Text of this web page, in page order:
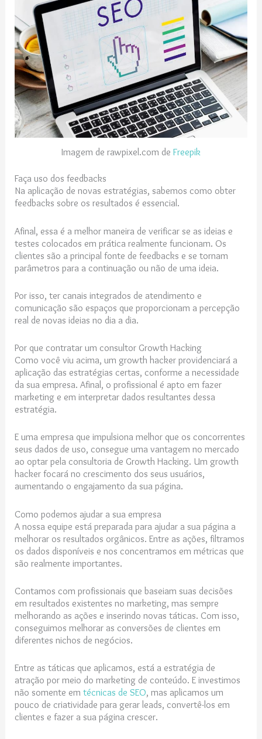
Imagem de rawpixel.com de Freepik
Faça uso dos feedbacks
Na aplicação de novas estratégias, sabemos como obter
feedbacks sobre os resultados é essencial.
Afinal, essa é a melhor maneira de verificar se as ideias e
testes colocados em prática realmente funcionam. Os
clientes são a principal fonte de feedbacks e se tornam
parâmetros para a continuação ou não de uma ideia.
Por isso, ter canais integrados de atendimento e
comunicação são espaços que proporcionam a percepção
real de novas ideias no dia a dia.
Por que contratar um consultor Growth Hacking
Como você viu acima, um growth hacker providenciará a
aplicação das estratégias certas, conforme a necessidade
da sua empresa. Afinal, o profissional é apto em fazer
marketing e em interpretar dados resultantes dessa
estratégia.
E uma empresa que impulsiona melhor que os concorrentes
seus dados de uso, consegue uma vantagem no mercado
ao optar pela consultoria de Growth Hacking. Um growth
hacker focará no crescimento dos seus usuários,
aumentando o engajamento da sua página.
Como podemos ajudar a sua empresa
A nossa equipe está preparada para ajudar a sua página a
melhorar os resultados orgânicos. Entre as ações, filtramos
os dados disponíveis e nos concentramos em métricas que
são realmente importantes.
Contamos com profissionais que baseiam suas decisões
em resultados existentes no marketing, mas sempre
melhorando as ações e inserindo novas táticas. Com isso,
conseguimos melhorar as conversões de clientes em
diferentes nichos de negócios.
Entre as táticas que aplicamos, está a estratégia de
atração por meio do marketing de conteúdo. E investimos
não somente emtécnicas de SEO, mas aplicamos um
pouco de criatividade para gerar leads, convertê-los em
clientes e fazer a sua página crescer.